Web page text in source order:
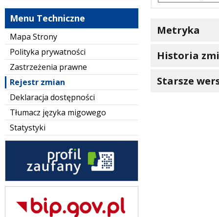
Menu Techniczne
Mapa Strony
Polityka prywatności
Zastrzeżenia prawne
Rejestr zmian
Deklaracja dostępności
Tłumacz języka migowego
Statystyki
Metryka
Historia
Starsze